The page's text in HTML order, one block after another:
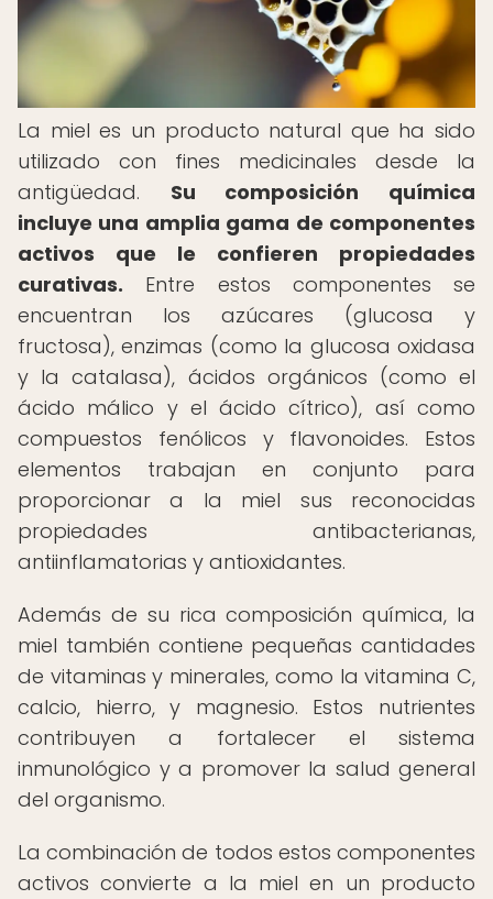
La miel es un producto natural que ha sido
utilizado con fines medicinales desde la
antigüedad. Su composición química
incluye una amplia gama de componentes
activos que le confieren propiedades
curativas. Entre estos componentes se
encuentran los azúcares (glucosa y
fructosa), enzimas (como la glucosa oxidasa
y la catalasa), ácidos orgánicos (como el
ácido málico y el ácido cítrico), así como
compuestos fenólicos y flavonoides. Estos
elementos trabajan en conjunto para
proporcionar a la miel sus reconocidas
propiedades antibacterianas,
antiinflamatorias y antioxidantes.
Además de su rica composición química, la
miel también contiene pequeñas cantidades
de vitaminas y minerales, como la vitamina C,
calcio, hierro, y magnesio. Estos nutrientes
contribuyen a fortalecer el sistema
inmunológico y a promover la salud general
del organismo.
La combinación de todos estos componentes
activos convierte a la miel en un producto